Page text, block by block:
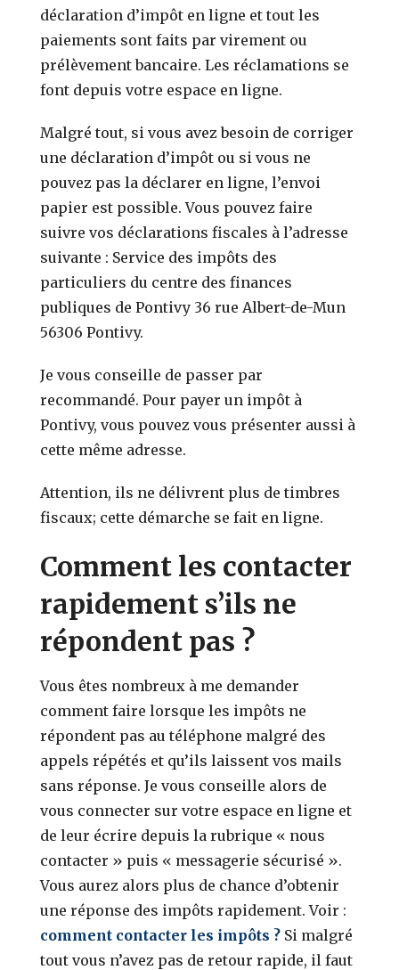
déclaration d’impôt en ligne et tout les
paiements sont faits par virement ou
prélèvement bancaire. Les réclamations se
font depuis votre espace en ligne.
Malgré tout, si vous avez besoin de corriger
une déclaration d’impôt ou si vous ne
pouvez pas la déclarer en ligne, l’envoi
papier est possible. Vous pouvez faire
suivre vos déclarations fiscales à l’adresse
suivante : Service des impôts des
particuliers du centre des finances
publiques de Pontivy 36 rue Albert-de-Mun
56306 Pontivy.
Je vous conseille de passer par
recommandé. Pour payer un impôt à
Pontivy, vous pouvez vous présenter aussi à
cette même adresse.
Attention, ils ne délivrent plus de timbres
fiscaux; cette démarche se fait en ligne.
Comment les contacter
rapidement s’ils ne
répondent pas ?
Vous êtes nombreux à me demander
comment faire lorsque les impôts ne
répondent pas au téléphone malgré des
appels répétés et qu’ils laissent vos mails
sans réponse. Je vous conseille alors de
vous connecter sur votre espace en ligne et
de leur écrire depuis la rubrique « nous
contacter » puis « messagerie sécurisé ».
Vous aurez alors plus de chance d’obtenir
une réponse des impôts rapidement. Voir :
comment contacter les impôts ? Si malgré
tout vous n’avez pas de retour rapide, il faut